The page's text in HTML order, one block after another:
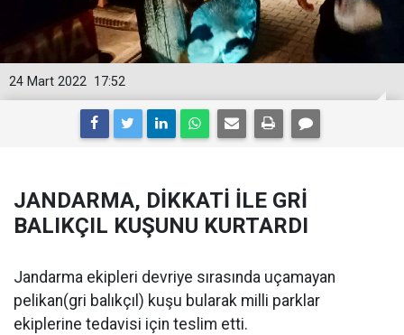
17:52
24 Mart 2022
JANDARMA, DİKKATİ İLE GRİ
BALIKÇIL KUŞUNU KURTARDI
Jandarma ekipleri devriye sırasında uçamayan
pelikan(gri balıkçıl) kuşu bularak milli parklar
ekiplerine tedavisi için teslim etti.